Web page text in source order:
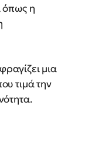
όπως η
μια
τιμά την